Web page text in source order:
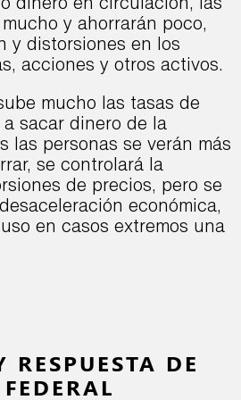
dinero en circulación, las
y ahorrarán poco,
y distorsiones en los
acciones y otros activos.
mucho las tasas de
sacar dinero de la
las personas se verán más
se controlará la
de precios, pero se
económica,
en casos extremos una
DE